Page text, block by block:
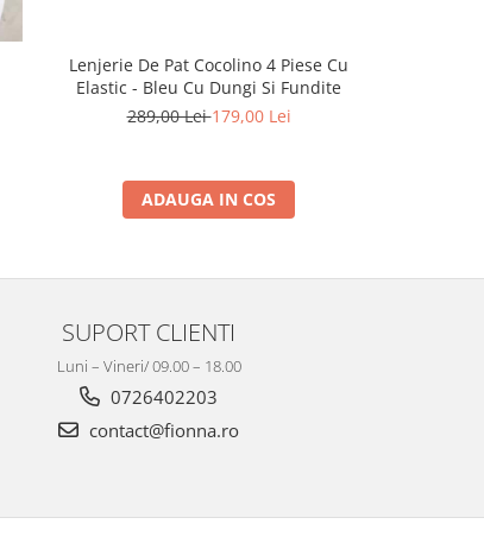
Lenjerie De Pat Cocolino 4 Piese Cu
Elastic - Bleu Cu Dungi Si Fundite
289,00 Lei179,00 Lei
ADAUGA IN COS
SUPORT CLIENTI
Luni – Vineri/ 09.00 – 18.00
0726402203
contact@fionna.ro